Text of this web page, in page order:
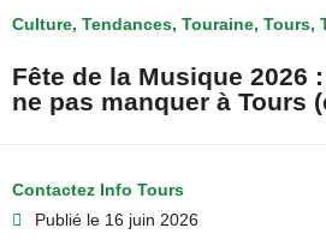
Culture, Tendances, Touraine, Tours,
Fête de la Musique 2026
ne pas manquer à Tours
Contactez Info Tours
Publié le 16 juin 2026